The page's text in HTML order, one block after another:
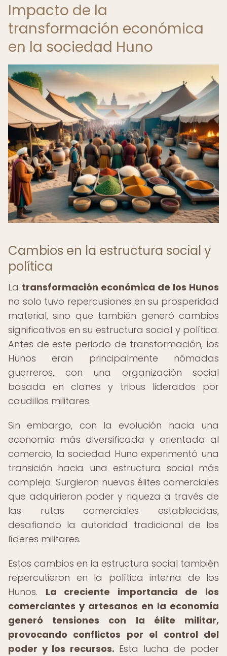
Impacto de la
transformación económica
en la sociedad Huno
Cambios en la estructura social y
política
La transformación económica de los Hunos
no solo tuvo repercusiones en su prosperidad
material, sino que también generó cambios
significativos en su estructura social y política.
Antes de este periodo de transformación, los
Hunos eran principalmente nómadas
guerreros, con una organización social
basada en clanes y tribus liderados por
caudillos militares.
Sin embargo, con la evolución hacia una
economía más diversificada y orientada al
comercio, la sociedad Huno experimentó una
transición hacia una estructura social más
compleja. Surgieron nuevas élites comerciales
que adquirieron poder y riqueza a través de
las rutas comerciales establecidas,
desafiando la autoridad tradicional de los
líderes militares.
Estos cambios en la estructura social también
repercutieron en la política interna de los
Hunos. La creciente importancia de los
comerciantes y artesanos en la economía
generó tensiones con la élite militar,
provocando conflictos por el control del
poder y los recursos. Esta lucha de poder